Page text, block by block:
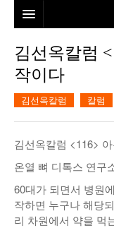
본사소개
뉴스
김명열칼럼
이명덕칼럼
본보특집
100인선/독자광장
김선옥칼럼
작이다
김선옥칼럼 칼럼
김선옥칼럼 <116>
온열 뼈 디톡스 연구
60대가 되면서 병원
작하면 누구나 해당
리 차원에서 약을 먹